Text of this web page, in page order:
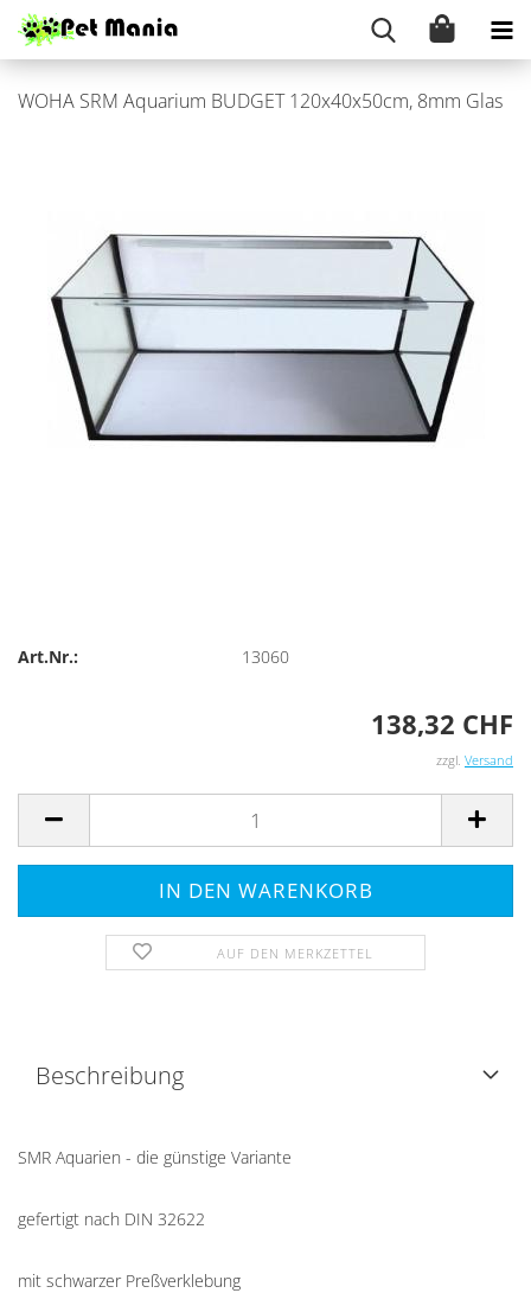
WOHA SRM Aqua­ri­um BUD­GET 120x40x50cm, 8mm Glas
Art.Nr.: 13060
138,32 CHF
zzgl. Versand
AUF DEN MERKZETTEL
Beschreibung
SMR Aquarien - die günstige Variante
gefertigt nach DIN 32622
mit schwarzer Preßverklebung